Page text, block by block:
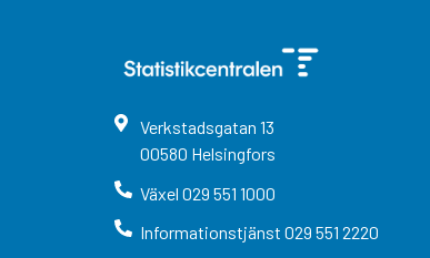
Verkstadsgatan 13
00580 Helsingfors
Växel 029 551 1000
Informationstjänst 029 551 2220